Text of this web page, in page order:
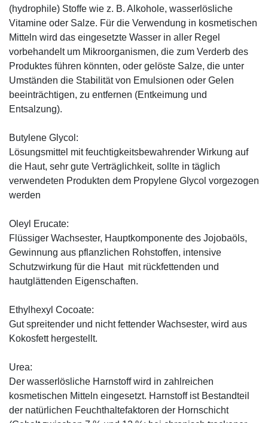
(hydrophile) Stoffe wie z. B. Alkohole, wasserlösliche
Vitamine oder Salze. Für die Verwendung in kosmetischen
Mitteln wird das eingesetzte Wasser in aller Regel
vorbehandelt um Mikroorganismen, die zum Verderb des
Produktes führen könnten, oder gelöste Salze, die unter
Umständen die Stabilität von Emulsionen oder Gelen
beeinträchtigen, zu entfernen (Entkeimung und
Entsalzung).
Butylene Glycol:
Lösungsmittel mit feuchtigkeitsbewahrender Wirkung auf
die Haut, sehr gute Verträglichkeit, sollte in täglich
verwendeten Produkten dem Propylene Glycol vorgezogen
werden
Oleyl Erucate:
Flüssiger Wachsester, Hauptkomponente des Jojobaöls,
Gewinnung aus pflanzlichen Rohstoffen, intensive
Schutzwirkung für die Haut mit rückfettenden und
hautglättenden Eigenschaften.
Ethylhexyl Cocoate:
Gut spreitender und nicht fettender Wachsester, wird aus
Kokosfett hergestellt.
Urea:
Der wasserlösliche Harnstoff wird in zahlreichen
kosmetischen Mitteln eingesetzt. Harnstoff ist Bestandteil
der natürlichen Feuchthaltefaktoren der Hornschicht